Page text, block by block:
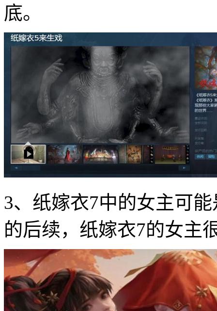
底。
3、纸嫁衣7中的女主可
的后续，纸嫁衣7的女主